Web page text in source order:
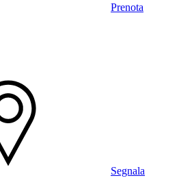
Prenota
Segnala